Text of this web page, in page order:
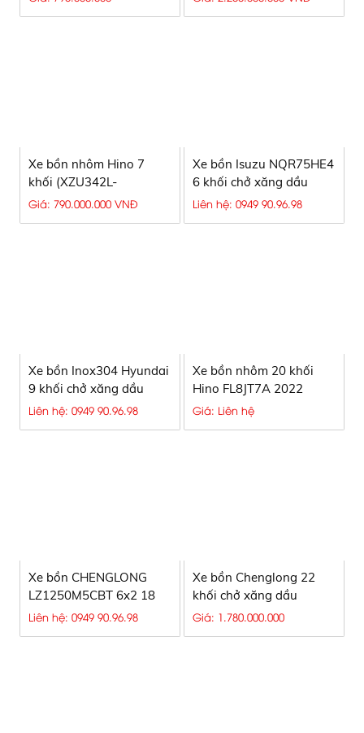
Xe bồn nhôm Hino 7
khối (XZU342L-
HKMTKD3) I Gía siêu rẻ
Giá: 790.000.000 VNĐ
Xe bồn Isuzu NQR75HE4
6 khối chở xăng dầu
Liên hệ: 0949 90.96.98
Xe bồn Inox304 Hyundai
9 khối chở xăng dầu
Liên hệ: 0949 90.96.98
Xe bồn nhôm 20 khối
Hino FL8JT7A 2022
Giá: Liên hệ
Xe bồn CHENGLONG
LZ1250M5CBT 6x2 18
khối chở xăng dầu
Liên hệ: 0949 90.96.98
Xe bồn Chenglong 22
khối chở xăng dầu
Giá: 1.780.000.000